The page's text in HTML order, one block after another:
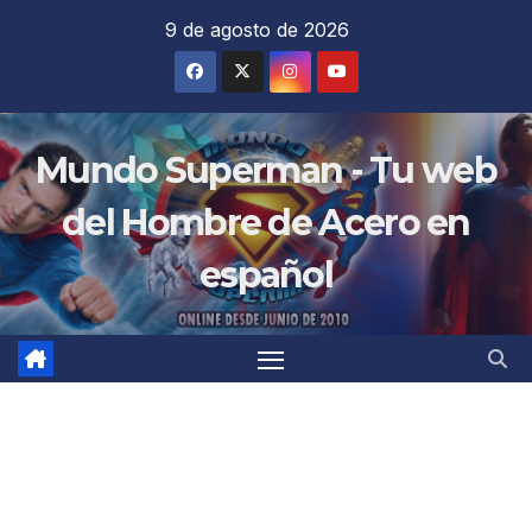
9 de agosto de 2026
Mundo Superman - Tu web
del Hombre de Acero en
español